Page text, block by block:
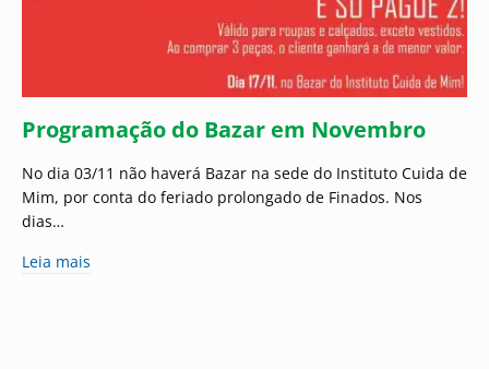
Programação do Bazar em Novembro
No dia 03/11 não haverá Bazar na sede do Instituto Cuida de
Mim, por conta do feriado prolongado de Finados. Nos
dias…
Leia mais